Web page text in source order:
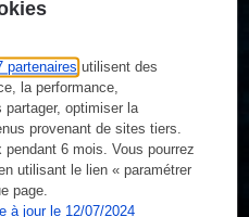
partenaires utilisent des
la performance,
optimiser la
provenant de sites tiers.
6 mois. Vous pourrez
utilisant le lien « paramétrer
page.
à jour le 12/07/2024